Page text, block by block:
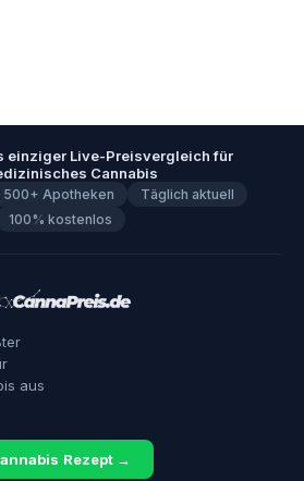
einziger Live-Preisvergleich für
Cannabis
500+ Apotheken
Täglich aktuell
100% kostenlos
aus
Rezept →